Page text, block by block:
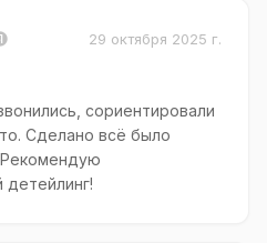
29 октября 2025 г.
сориентировали
Сделано всё было
Рекомендую